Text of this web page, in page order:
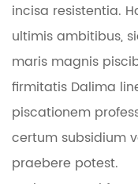
incisa resistentia.
ultimis ambitibus,
maris magnis
firmitatis Dalima
piscationem
certum subsidium
praebere potest.